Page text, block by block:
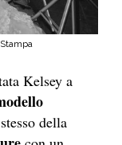
Kelsey a
della